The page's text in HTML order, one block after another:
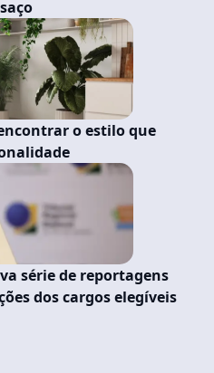
o estilo que
série de reportagens
dos cargos elegíveis